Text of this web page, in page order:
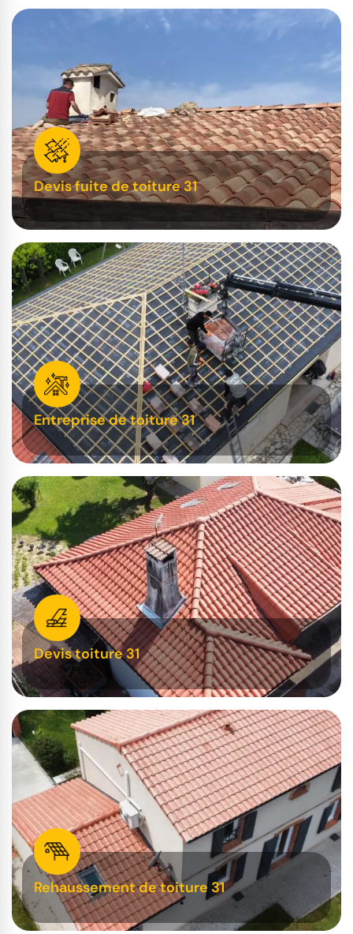
Devis fuite de toiture 31
Entreprise de toiture 31
Devis toiture 31
Rehaussement de toiture 31